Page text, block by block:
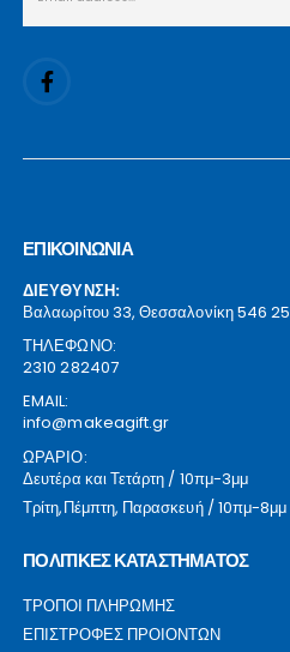
ΕΠΙΚΟΙΝΩΝΙΑ
ΔΙΕΥΘΥΝΣΗ:
Βαλαωρίτου 33, Θεσσαλονίκη 546 25
ΤΗΛΕΦΩΝΟ:
2310 282407
EMAIL:
info@makeagift.gr
ΩΡΑΡΙΟ:
Δευτέρα και Τετάρτη / 10πμ-3μμ
Τρίτη,Πέμπτη, Παρασκευή / 10πμ-8μμ
ΠΟΛΙΤΙΚΕΣ ΚΑΤΑΣΤΗΜΑΤΟΣ
ΤΡΟΠΟΙ ΠΛΗΡΩΜΗΣ
ΕΠΙΣΤΡΟΦΕΣ ΠΡΟΙΟΝΤΩΝ